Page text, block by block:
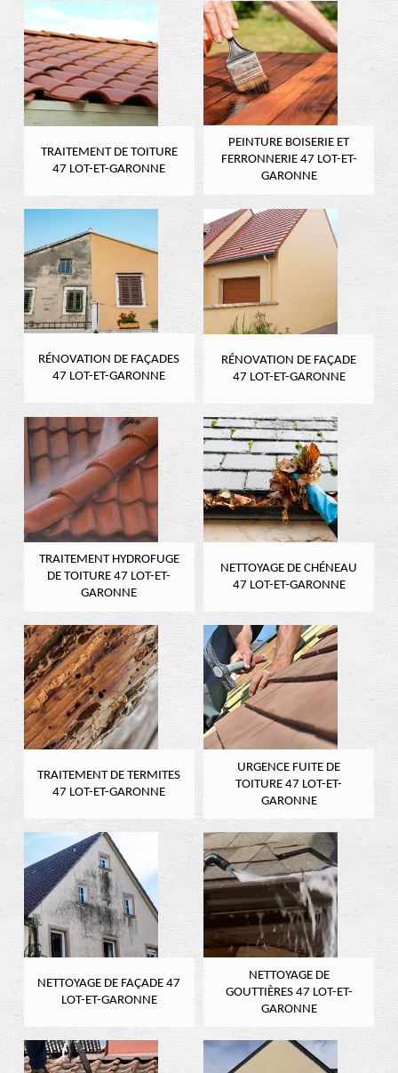
TRAITEMENT DE TOITURE
47 LOT-ET-GARONNE
PEINTURE BOISERIE ET
FERRONNERIE 47 LOT-ET-
GARONNE
RÉNOVATION DE FAÇADES
47 LOT-ET-GARONNE
RÉNOVATION DE FAÇADE
47 LOT-ET-GARONNE
TRAITEMENT HYDROFUGE
DE TOITURE 47 LOT-ET-
GARONNE
NETTOYAGE DE CHÉNEAU
47 LOT-ET-GARONNE
TRAITEMENT DE TERMITES
47 LOT-ET-GARONNE
URGENCE FUITE DE
TOITURE 47 LOT-ET-
GARONNE
NETTOYAGE DE FAÇADE 47
LOT-ET-GARONNE
NETTOYAGE DE
GOUTTIÈRES 47 LOT-ET-
GARONNE